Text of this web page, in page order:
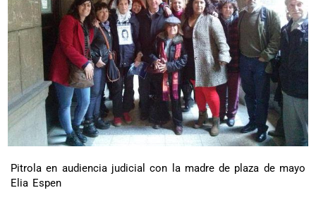
Pitrola en audiencia judicial con la madre de plaza de mayo
Elia Espen